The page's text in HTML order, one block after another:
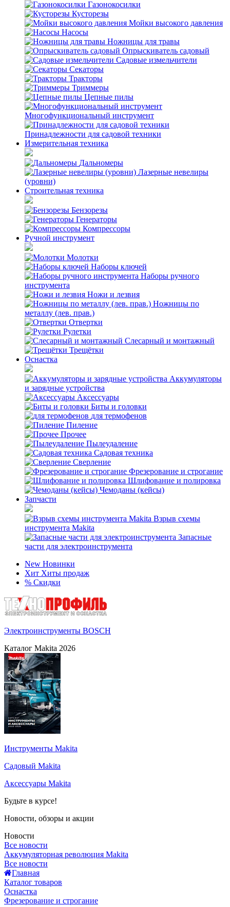
Газонокосилки
Кусторезы
Мойки высокого давления
Насосы
Ножницы для травы
Опрыскиватель садовый
Садовые измельчители
Секаторы
Тракторы
Триммеры
Цепные пилы
Многофункциональный инструмент
Принадлежности для садовой техники
Измерительная техника
Дальномеры
Лазерные невелиры
(уровни)
Строительная техника
Бензорезы
Генераторы
Компрессоры
Ручной инструмент
Молотки
Наборы ключей
Наборы ручного
инструмента
Ножи и лезвия
Ножницы по
металлу (лев. прав.)
Отвертки
Рулетки
Слесарный и монтажный
Трещётки
Оснастка
Аккумуляторы
и зарядные устройства
Аксессуары
Биты и головки
для термофенов
Пиление
Прочее
Пылеудаление
Садовая техника
Сверление
Фрезерование и строгание
Шлифование и полировка
Чемоданы (кейсы)
Запчасти
Взрыв схемы
инструмента Makita
Запасные
части для электроинструмента
New Новинки
Хит Хиты продаж
% Скидки
Электроинструменты BOSCH
Каталог Makita 2026
Инструменты Makita
Садовый Makita
Аксессуары Makita
Будьте в курсе!
Новости, обзоры и акции
Новости
Все новости
Аккумуляторная революция Makita
Все новости
Главная
Каталог товаров
Оснастка
Фрезерование и строгание